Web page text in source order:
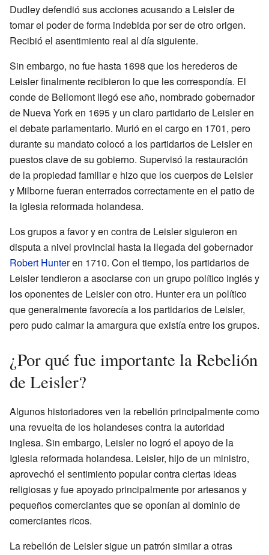
Dudley defendió sus acciones acusando a Leisler de
tomar el poder de forma indebida por ser de otro origen.
Recibió el asentimiento real al día siguiente.
Sin embargo, no fue hasta 1698 que los herederos de
Leisler finalmente recibieron lo que les correspondía. El
conde de Bellomont llegó ese año, nombrado gobernador
de Nueva York en 1695 y un claro partidario de Leisler en
el debate parlamentario. Murió en el cargo en 1701, pero
durante su mandato colocó a los partidarios de Leisler en
puestos clave de su gobierno. Supervisó la restauración
de la propiedad familiar e hizo que los cuerpos de Leisler
y Milborne fueran enterrados correctamente en el patio de
la iglesia reformada holandesa.
Los grupos a favor y en contra de Leisler siguieron en
disputa a nivel provincial hasta la llegada del gobernador
Robert Hunteren 1710. Con el tiempo, los partidarios de
Leisler tendieron a asociarse con un grupo político inglés y
los oponentes de Leisler con otro. Hunter era un político
que generalmente favorecía a los partidarios de Leisler,
pero pudo calmar la amargura que existía entre los grupos.
¿Por qué fue importante la Rebelión
de Leisler?
Algunos historiadores ven la rebelión principalmente como
una revuelta de los holandeses contra la autoridad
inglesa. Sin embargo, Leisler no logró el apoyo de la
Iglesia reformada holandesa. Leisler, hijo de un ministro,
aprovechó el sentimiento popular contra ciertas ideas
religiosas y fue apoyado principalmente por artesanos y
pequeños comerciantes que se oponían al dominio de
comerciantes ricos.
La rebelión de Leisler sigue un patrón similar a otras